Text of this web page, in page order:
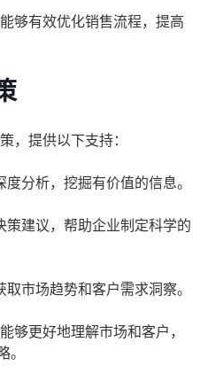
够有效优化销售流程，提高
，提供以下支持：
分析，挖掘有价值的信息。
策建议，帮助企业制定科学的
市场趋势和客户需求洞察。
够更好地理解市场和客户，